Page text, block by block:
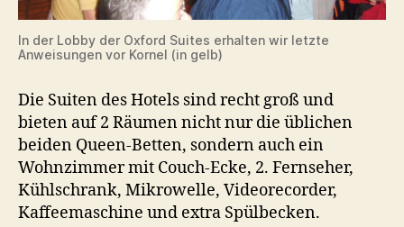
In der Lobby der Oxford Suites erhalten wir letzte
Anweisungen vor Kornel (in gelb)
Die Suiten des Hotels sind recht groß und
bieten auf 2 Räumen nicht nur die üblichen
beiden Queen-Betten, sondern auch ein
Wohnzimmer mit Couch-Ecke, 2. Fernseher,
Kühlschrank, Mikrowelle, Videorecorder,
Kaffeemaschine und extra Spülbecken.